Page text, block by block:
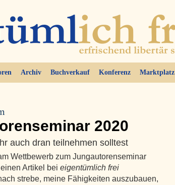
Archiv Buchverkauf Konferenz Marktplatz
2020
auch dran teilnehmen solltest
Wettbewerb zum Jungautorenseminar
Artikel bei eigentümlich frei
strebe, meine Fähigkeiten auszubauen,